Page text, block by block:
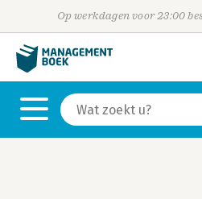
Op werkdagen voor 23:00